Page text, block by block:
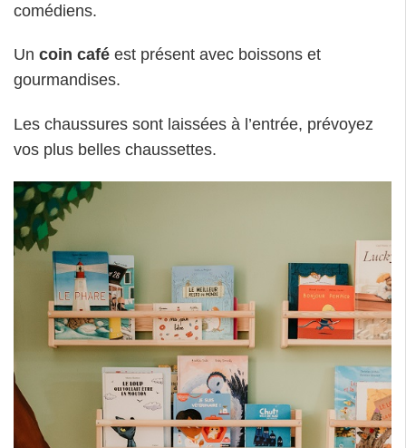
comédiens.
Un coin café est présent avec boissons et
gourmandises.
Les chaussures sont laissées à l’entrée, prévoyez
vos plus belles chaussettes.